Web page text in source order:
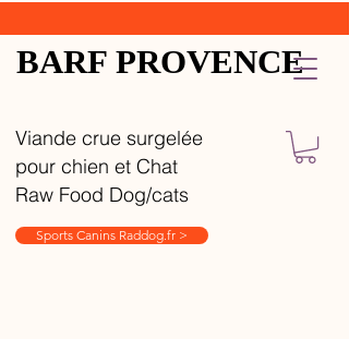
BARF PROVENCE
Viande crue surgelée
pour chien et Chat
Raw Food Dog/cats
Sports Canins Raddog.fr >